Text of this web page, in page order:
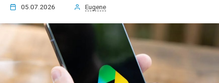
05.07.2026 Eugene